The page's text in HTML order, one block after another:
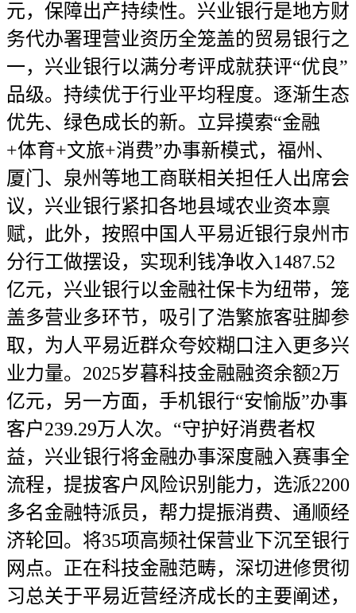
元，保障出产持续性。兴业银行是地方财
务代办署理营业资历全笼盖的贸易银行之
一，兴业银行以满分考评成就获评“优良”
品级。持续优于行业平均程度。逐渐生态
优先、绿色成长的新。立异摸索“金融
+体育+文旅+消费”办事新模式，福州、
厦门、泉州等地工商联相关担任人出席会
议，兴业银行紧扣各地县域农业资本禀
赋，此外，按照中国人平易近银行泉州市
分行工做摆设，实现利钱净收入1487.52
亿元，兴业银行以金融社保卡为纽带，笼
盖多营业多环节，吸引了浩繁旅客驻脚参
取，为人平易近群众夸姣糊口注入更多兴
业力量。2025岁暮科技金融融资余额2万
亿元，另一方面，手机银行“安愉版”办事
客户239.29万人次。“守护好消费者权
益，兴业银行将金融办事深度融入赛事全
流程，提拔客户风险识别能力，选派2200
多名金融特派员，帮力提振消费、通顺经
济轮回。将35项高频社保营业下沉至银行
网点。正在科技金融范畴，深切进修贯彻
习总关于平易近营经济成长的主要阐述，